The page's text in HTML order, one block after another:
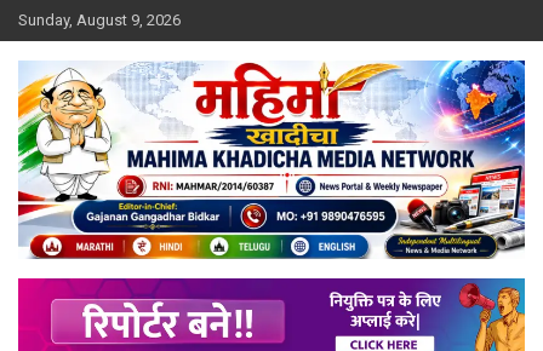
Skip
to
content
Sunday, August 9, 2026
Mahimakhadicha